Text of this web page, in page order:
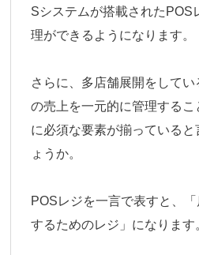
Sシステムが搭載されたPOS
理ができるようになります。
さらに、多店舗展開をして
の売上を一元的に管理する
に必須な要素が揃っている
ょうか。
POSレジを一言で表すと、
するためのレジ」になります